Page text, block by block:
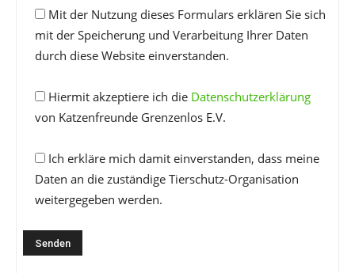
Mit der Nutzung dieses Formulars erklären Sie sich
mit der Speicherung und Verarbeitung Ihrer Daten
durch diese Website einverstanden.
Hiermit akzeptiere ich die Datenschutzerklärung
von Katzenfreunde Grenzenlos E.V.
Ich erkläre mich damit einverstanden, dass meine
Daten an die zuständige Tierschutz-Organisation
weitergegeben werden.